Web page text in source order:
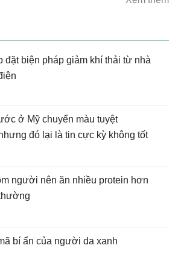
đặt biện pháp giảm khí thải từ nhà
ở Mỹ chuyển màu tuyệt
đó lại là tin cực kỳ không tốt
người nên ăn nhiều protein hơn
bí ẩn của người da xanh